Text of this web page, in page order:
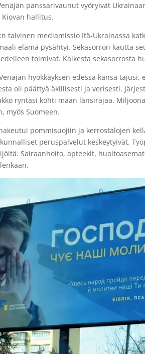
panssarivaunut vyöryivät
hallitus.
talvinen mediamissio Itä-Ukrainassa
elämä pysähtyi. Sekasorron kautta
toimivat. Kaikesta sekasorrosta
hyökkäyksen edessä kansa
oli päättyä äkillisesti ja verisesti.
ryntäsi kohti maan länsirajaa.
myös Suomeen.
pommisuojiin ja kerrostalojen
peruspalvelut keskeytyivät.
Sairaanhoito, apteekit,